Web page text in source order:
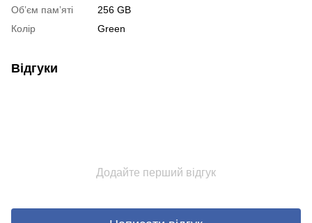
Обʼєм памʼяті
256 GB
Колір
Green
Відгуки
Додайте перший відгук